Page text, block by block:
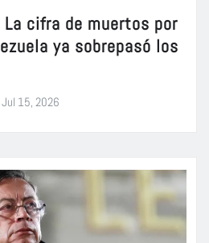
| La cifra de muertos por
ya sobrepasó los
Jul 15, 2026